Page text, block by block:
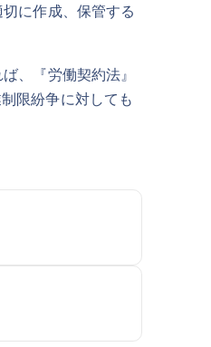
に作成、保管する
、『労働契約法』
限紛争に対しても